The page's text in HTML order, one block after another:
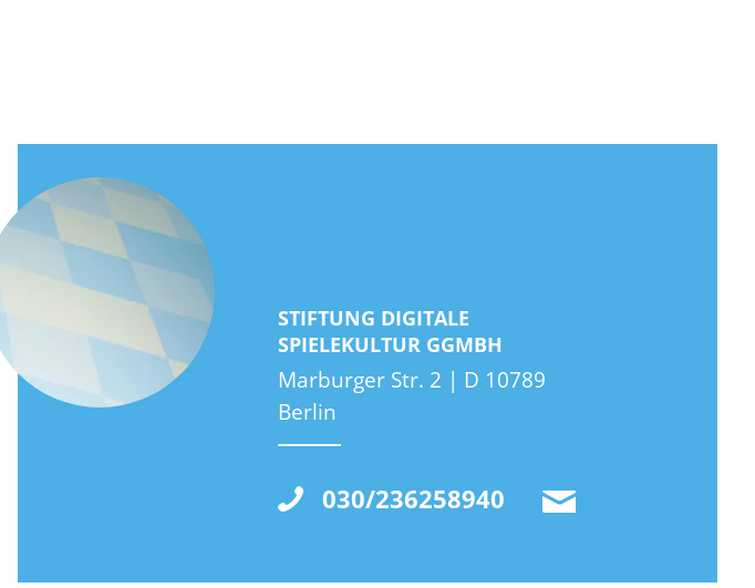
STIFTUNG DIGITALE
SPIELEKULTUR GGMBH
Marburger Str. 2 | D 10789
Berlin
030/236258940